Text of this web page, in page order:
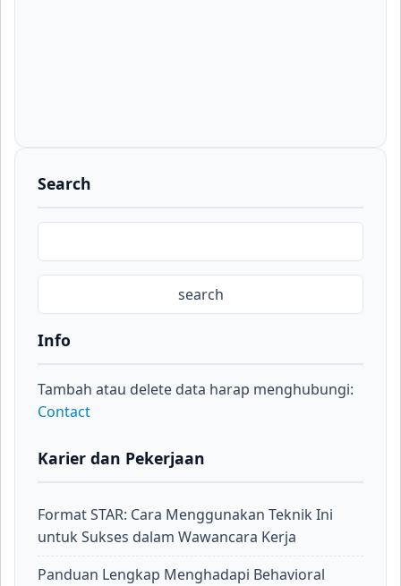
Search
Info
Tambah atau delete data harap menghubungi:
Contact
Karier dan Pekerjaan
Format STAR: Cara Menggunakan Teknik Ini
untuk Sukses dalam Wawancara Kerja
Panduan Lengkap Menghadapi Behavioral